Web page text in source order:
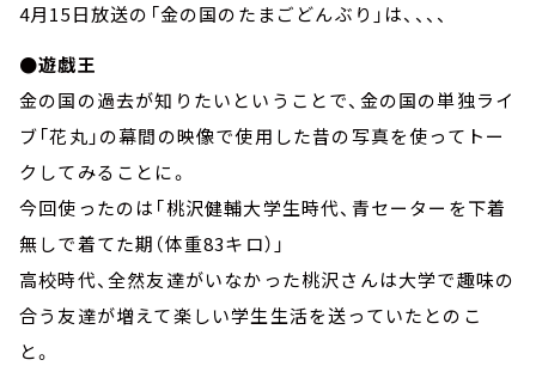
4月15日放送の「金の国のたまごどんぶり」は、、、、
●遊戯王
金の国の過去が知りたいということで、金の国の単独ライ
ブ「花丸」の幕間の映像で使用した昔の写真を使ってトー
クしてみることに。
今回使ったのは「桃沢健輔大学生時代、青セーターを下着
無しで着てた期（体重83キロ）」
高校時代、全然友達がいなかった桃沢さんは大学で趣味の
合う友達が増えて楽しい学生生活を送っていたとのこ
と。